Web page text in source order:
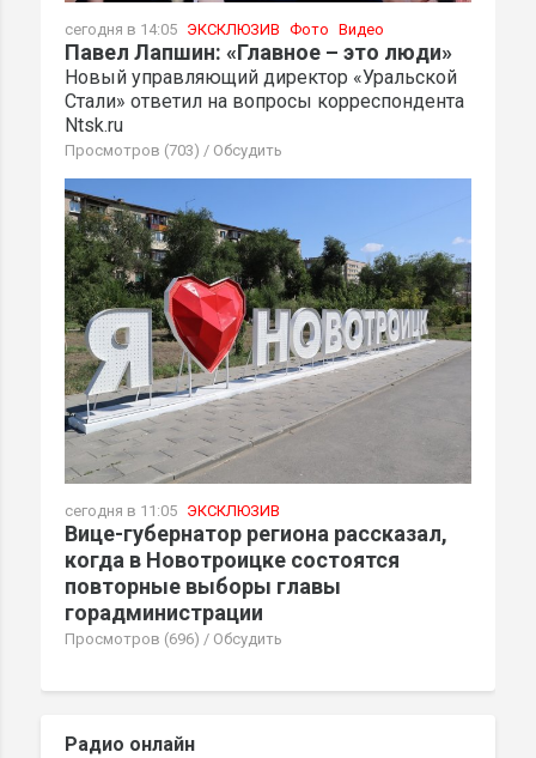
сегодня в 14:05 ЭКСКЛЮЗИВ Фото Видео
Павел Лапшин: «Главное – это люди»
Новый управляющий директор «Уральской
Стали» ответил на вопросы корреспондента
Ntsk.ru
Просмотров (703) / Обсудить
сегодня в 11:05 ЭКСКЛЮЗИВ
Вице-губернатор региона рассказал,
когда в Новотроицке состоятся
повторные выборы главы
горадминистрации
Просмотров (696) / Обсудить
Радио онлайн